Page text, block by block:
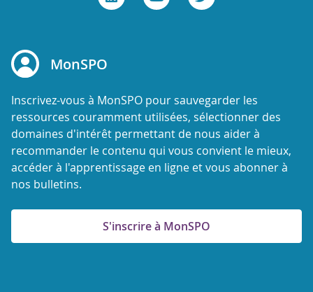
MonSPO
Inscrivez-vous à MonSPO pour sauvegarder les
ressources couramment utilisées, sélectionner des
domaines d'intérêt permettant de nous aider à
recommander le contenu qui vous convient le mieux,
accéder à l'apprentissage en ligne et vous abonner à
nos bulletins.
S'inscrire à MonSPO